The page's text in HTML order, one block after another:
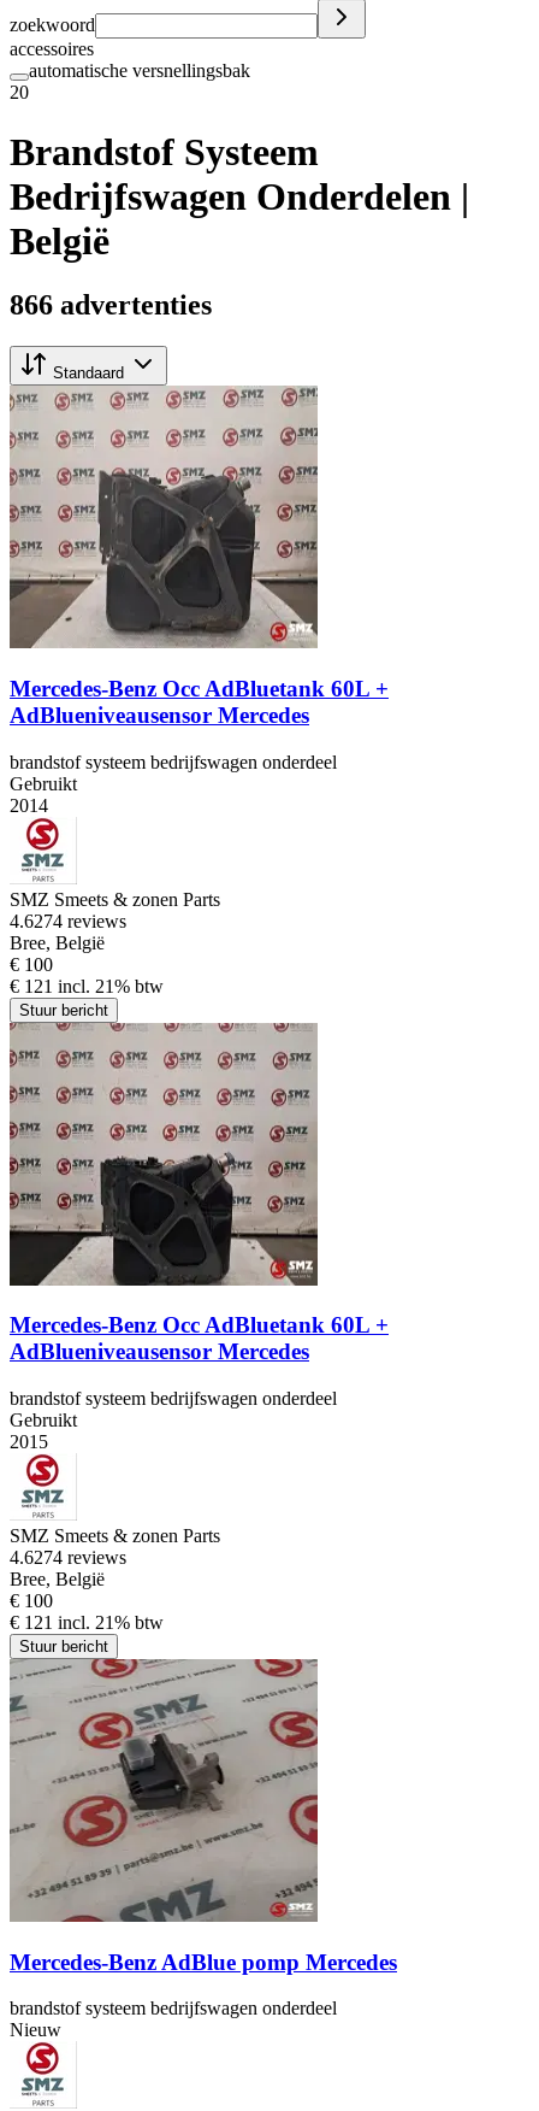
zoekwoord
accessoires
automatische versnellingsbak
20
Brandstof Systeem
Bedrijfswagen Onderdelen |
België
866 advertenties
Standaard
Mercedes-Benz Occ AdBluetank 60L +
AdBlueniveausensor Mercedes
brandstof systeem bedrijfswagen onderdeel
Gebruikt
2014
SMZ Smeets & zonen Parts
4.6274 reviews
Bree, België
€ 100
€ 121 incl. 21% btw
Stuur bericht
Mercedes-Benz Occ AdBluetank 60L +
AdBlueniveausensor Mercedes
brandstof systeem bedrijfswagen onderdeel
Gebruikt
2015
SMZ Smeets & zonen Parts
4.6274 reviews
Bree, België
€ 100
€ 121 incl. 21% btw
Stuur bericht
Mercedes-Benz AdBlue pomp Mercedes
brandstof systeem bedrijfswagen onderdeel
Nieuw